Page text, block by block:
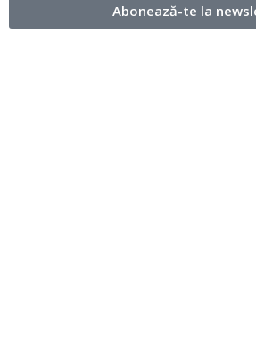
Abonează-te la